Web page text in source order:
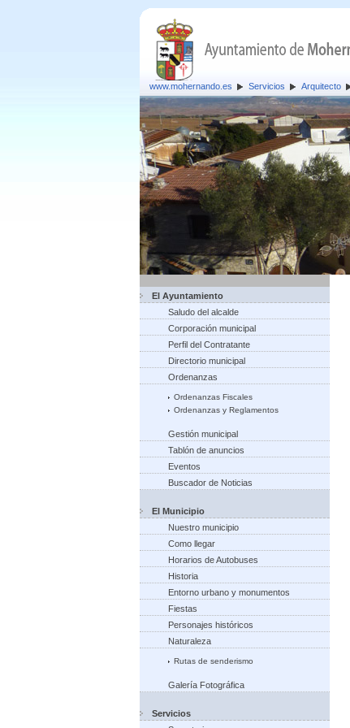
www.mohernando.es Servicios Arquitecto
El Ayuntamiento
Saludo del alcalde
Corporación municipal
Perfil del Contratante
Directorio municipal
Ordenanzas
Ordenanzas Fiscales
Ordenanzas y Reglamentos
Gestión municipal
Tablón de anuncios
Eventos
Buscador de Noticias
El Municipio
Nuestro municipio
Como llegar
Horarios de Autobuses
Historia
Entorno urbano y monumentos
Fiestas
Personajes históricos
Naturaleza
Rutas de senderismo
Galería Fotográfica
Servicios